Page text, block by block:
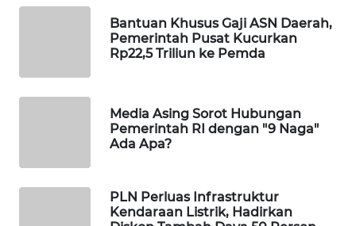
Bantuan Khusus Gaji ASN Daerah,
Pemerintah Pusat Kucurkan
Rp22,5 Triliun ke Pemda
Media Asing Sorot Hubungan
Pemerintah RI dengan "9 Naga"
Ada Apa?
PLN Perluas Infrastruktur
Kendaraan Listrik, Hadirkan
WAHANA
WAHANA